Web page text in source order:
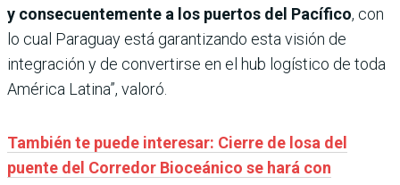
y consecuentemente a los puertos del Pacífico, con
lo cual Paraguay está garantizando esta visión de
integración y de convertirse en el hub logístico de toda
América Latina”, valoró.
También te puede interesar: Cierre de losa del
puente del Corredor Bioceánico se hará con